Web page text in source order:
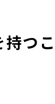
つこ